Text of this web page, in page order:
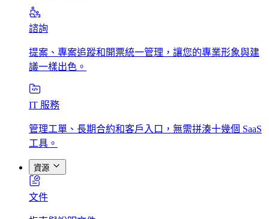
諮詢
提案、專案追蹤和開票統一管理，讓您的專業形象與建
議一樣出色。
IT 服務
管理工單、長期合約和客戶入口，無需拼湊十幾個 SaaS
工具。
資源
文件